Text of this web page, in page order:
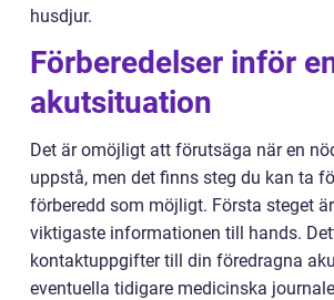
husdjur.
Förberedelser inför
akutsituation
Det är omöjligt att förutsäga när en
uppstå, men det finns steg du kan ta
förberedd som möjligt. Första steget
viktigaste informationen till hands.
kontaktuppgifter till din föredragna
eventuella tidigare medicinska